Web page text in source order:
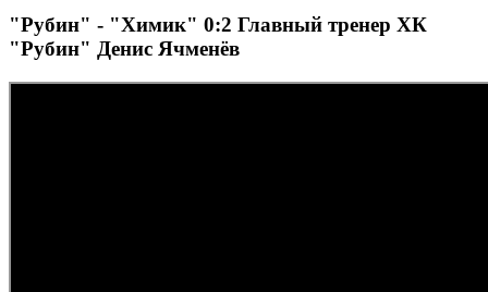
"Рубин" - "Химик" 0:2 Главный тренер ХК
"Рубин" Денис Ячменёв